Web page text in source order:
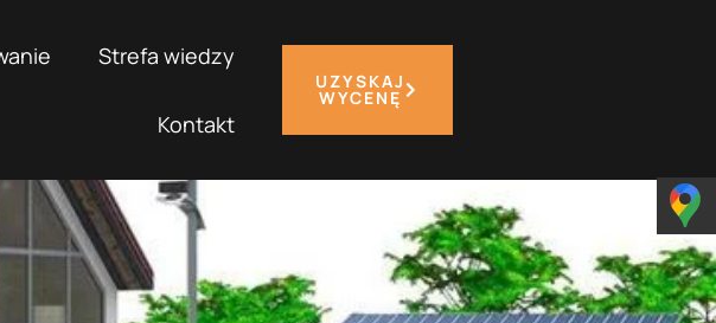
Strefa wiedzy
Kontakt
UZYSKAJ
WYCENĘ